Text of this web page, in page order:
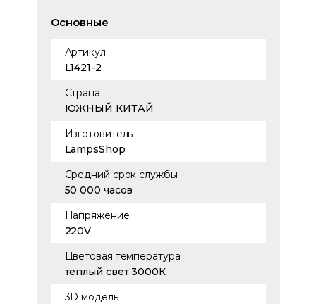
Основные
Артикул
L1421-2
Страна
ЮЖНЫЙ КИТАЙ
Изготовитель
LampsShop
Средний срок службы
50 000 часов
Напряжение
220V
Цветовая температура
теплый свет 3000К
3D модель